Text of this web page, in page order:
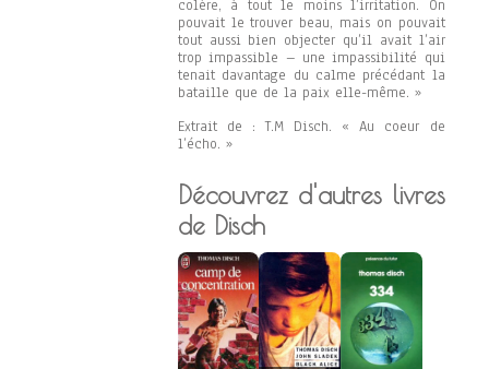
colère, à tout le moins l’irritation. On
pouvait le trouver beau, mais on pouvait
tout aussi bien objecter qu’il avait l’air
trop impassible – une impassibilité qui
tenait davantage du calme précédant la
bataille que de la paix elle-même. »
Extrait de : T.M Disch. « Au coeur de
l’écho. »
Découvrez d'autres livres
de Disch